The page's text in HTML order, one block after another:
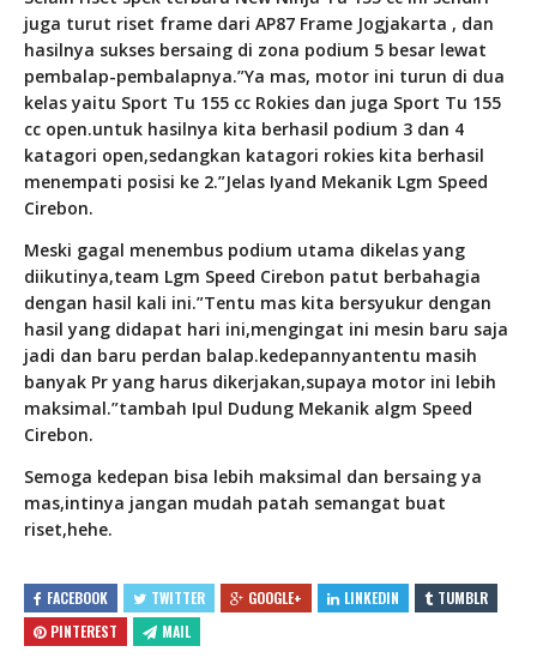
juga turut riset frame dari AP87 Frame Jogjakarta , dan
hasilnya sukses bersaing di zona podium 5 besar lewat
pembalap-pembalapnya.”Ya mas, motor ini turun di dua
kelas yaitu Sport Tu 155 cc Rokies dan juga Sport Tu 155
cc open.untuk hasilnya kita berhasil podium 3 dan 4
katagori open,sedangkan katagori rokies kita berhasil
menempati posisi ke 2.”Jelas Iyand Mekanik Lgm Speed
Cirebon.
Meski gagal menembus podium utama dikelas yang
diikutinya,team Lgm Speed Cirebon patut berbahagia
dengan hasil kali ini.”Tentu mas kita bersyukur dengan
hasil yang didapat hari ini,mengingat ini mesin baru saja
jadi dan baru perdan balap.kedepannyantentu masih
banyak Pr yang harus dikerjakan,supaya motor ini lebih
maksimal.”tambah Ipul Dudung Mekanik algm Speed
Cirebon.
Semoga kedepan bisa lebih maksimal dan bersaing ya
mas,intinya jangan mudah patah semangat buat
riset,hehe.
FACEBOOK TWITTER GOOGLE+ LINKEDIN
TUMBLR
PINTEREST
MAIL